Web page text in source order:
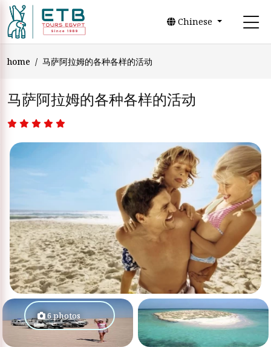
Chinese
home 马萨阿拉姆的各种各样的活动
马萨阿拉姆的各种各样的活动
6 photos